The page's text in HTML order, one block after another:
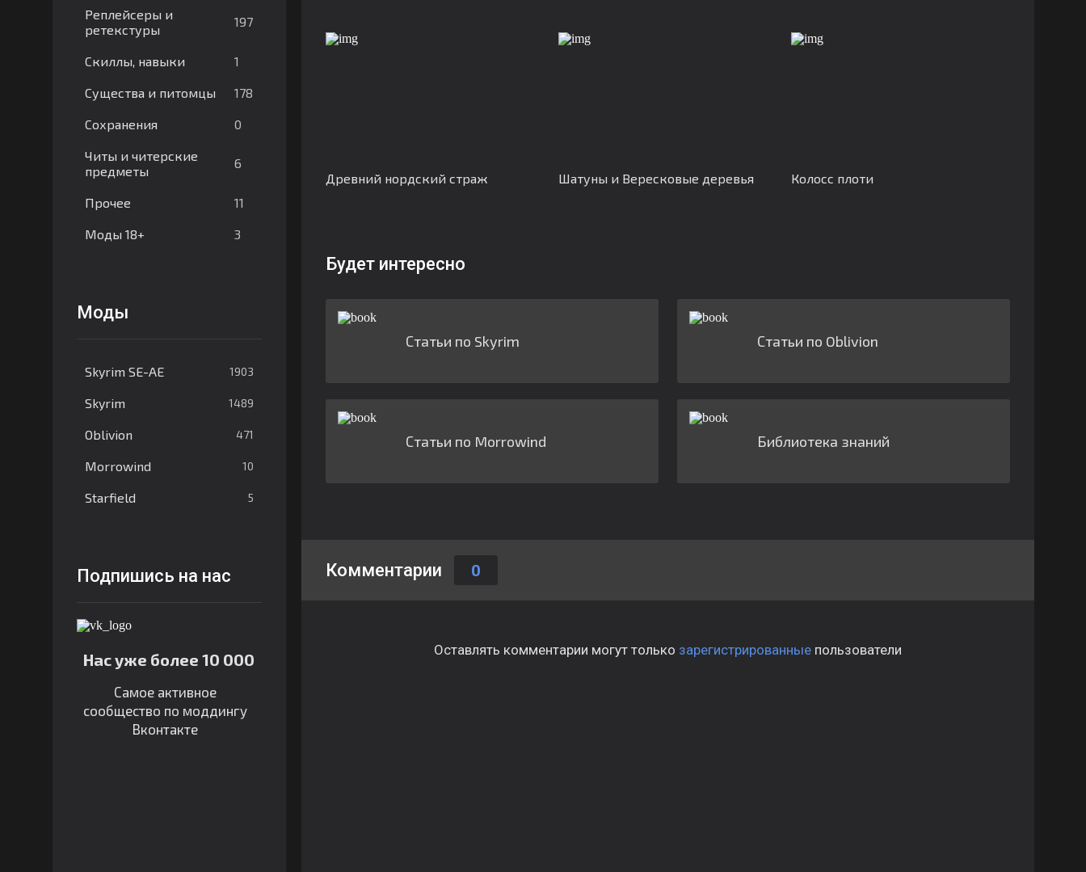
Реплейсеры и
ретекстуры
197
Скиллы, навыки 1
Существа и питомцы 178
Сохранения 0
Читы и читерские
предметы
6
Прочее 11
Моды 18+ 3
Моды
Skyrim SE-AE 1903
Skyrim 1489
Oblivion 471
Morrowind 10
Starfield 5
Подпишись на нас
Нас уже более 10 000
Самое активное
сообщество по моддингу
Вконтакте
Древний нордский страж Шатуны и Вересковые деревья Колосс плоти
Будет интересно
Статьи по Skyrim Статьи по Oblivion
Статьи по Morrowind Библиотека знаний
Комментарии 0
Оставлять комментарии могут только зарегистрированныепользователи